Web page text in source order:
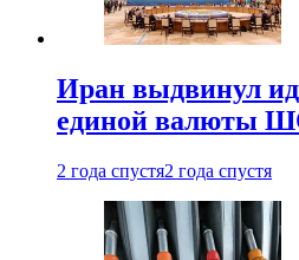
Иран выдвинул
единой валюты
2 года спустя2 года спустя